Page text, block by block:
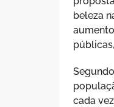
beleza
cada